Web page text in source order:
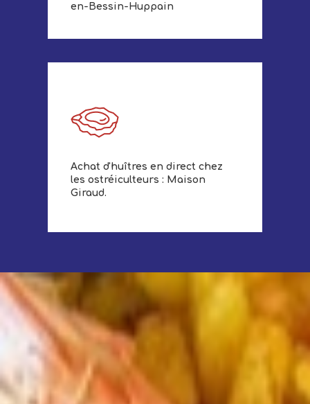
en-Bessin-Huppain
Achat d'huîtres en direct chez
les ostréiculteurs : Maison
Giraud.